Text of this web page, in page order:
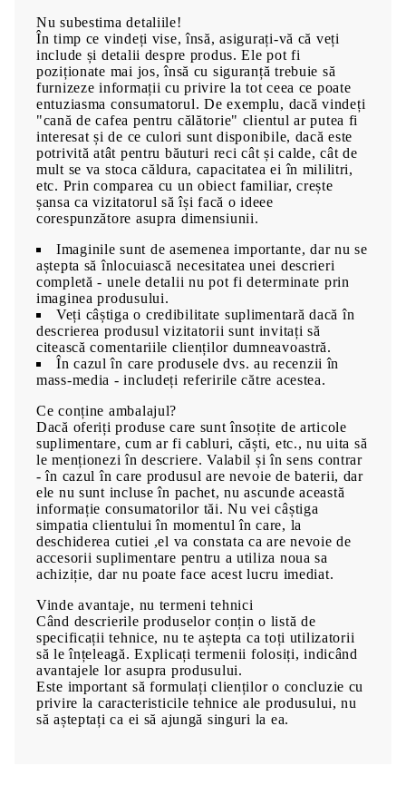
Nu subestima detaliile!
În timp ce vindeți vise, însă, asigurați-vă că veți
include și detalii despre produs. Ele pot fi
poziționate mai jos, însă cu siguranță trebuie să
furnizeze informații cu privire la tot ceea ce poate
entuziasma consumatorul. De exemplu, dacă vindeți
"cană de cafea pentru călătorie" clientul ar putea fi
interesat și de ce culori sunt disponibile, dacă este
potrivită atât pentru băuturi reci cât și calde, cât de
mult se va stoca căldura, capacitatea ei în mililitri,
etc. Prin comparea cu un obiect familiar, crește
șansa ca vizitatorul să își facă o ideee
corespunzătore asupra dimensiunii.
Imaginile sunt de asemenea importante, dar nu se
aștepta să înlocuiască necesitatea unei descrieri
completă - unele detalii nu pot fi determinate prin
imaginea produsului.
Veți câștiga o credibilitate suplimentară dacă în
descrierea produsul vizitatorii sunt invitați să
citească comentariile clienților dumneavoastră.
În cazul în care produsele dvs. au recenzii în
mass-media - includeți referirile către acestea.
Ce conține ambalajul?
Dacă oferiți produse care sunt însoțite de articole
suplimentare, cum ar fi cabluri, căști, etc., nu uita să
le menționezi în descriere. Valabil și în sens contrar
- în cazul în care produsul are nevoie de baterii, dar
ele nu sunt incluse în pachet, nu ascunde această
informație consumatorilor tăi. Nu vei câștiga
simpatia clientului în momentul în care, la
deschiderea cutiei ,el va constata ca are nevoie de
accesorii suplimentare pentru a utiliza noua sa
achiziție, dar nu poate face acest lucru imediat.
Vinde avantaje, nu termeni tehnici
Când descrierile produselor conțin o listă de
specificații tehnice, nu te aștepta ca toți utilizatorii
să le înțeleagă. Explicați termenii folosiți, indicând
avantajele lor asupra produsului.
Este important să formulați clienților o concluzie cu
privire la caracteristicile tehnice ale produsului, nu
să așteptați ca ei să ajungă singuri la ea.